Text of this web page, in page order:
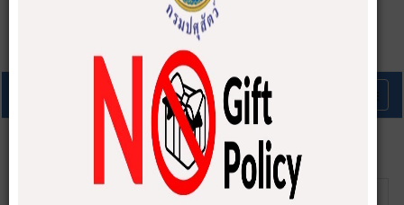
วันเผย